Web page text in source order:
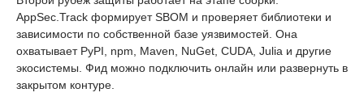
AppSec.Track формирует SBOM и проверяет библиотеки и
зависимости по собственной базе уязвимостей. Она
охватывает PyPI, npm, Maven, NuGet, CUDA, Julia и другие
экосистемы. Фид можно подключить онлайн или развернуть в
закрытом контуре.